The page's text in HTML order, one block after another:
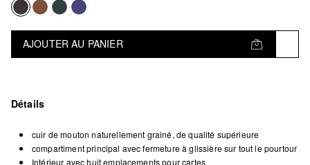
AJOUTER AU PANIER
Détails
cuir de mouton naturellement grainé, de qualité supérieure
compartiment principal avec fermeture à glissière sur tout le pourtour
Intérieur avec huit emplacements pour cartes